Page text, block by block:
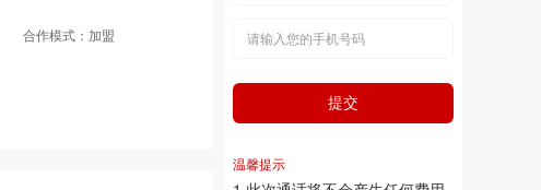
合作模式：加盟
提交
温馨提示